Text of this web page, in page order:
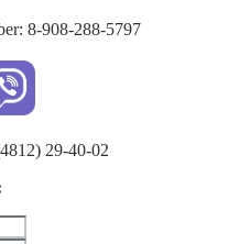
8-908-288-5797
29-40-02